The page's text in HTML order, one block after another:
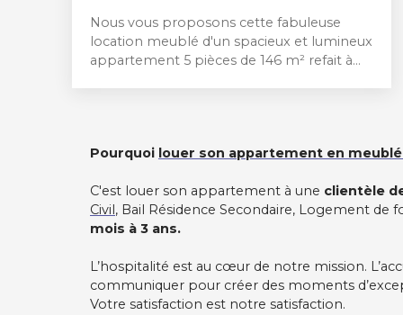
Nous vous proposons cette fabuleuse
location meublé d'un spacieux et lumineux
appartement 5 pièces de 146 m² refait à
équipée et sur un double séjour/salle à
avec salle de bain et WC ainsi que 2
chambres avec salle de bain. Gardien,
sécurisé, spacieux, lumineux, refait à neuf,
Contactez-Nous | visite 7j/7 | visite virtuelle
sur demande |Vous souhaitez connaitre la
valeur de votre bien ? | Nous vous
Pourquoi louer son appartement en
C'est louer son appartement à une clientèle
Civil, Bail Résidence Secondaire, Logement
mois à 3 ans.
L’hospitalité est au cœur de notre mission.
communiquer pour créer des moments
Votre satisfaction est notre satisfaction.